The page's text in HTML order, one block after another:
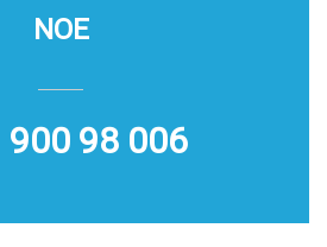
NOE
900 98 006